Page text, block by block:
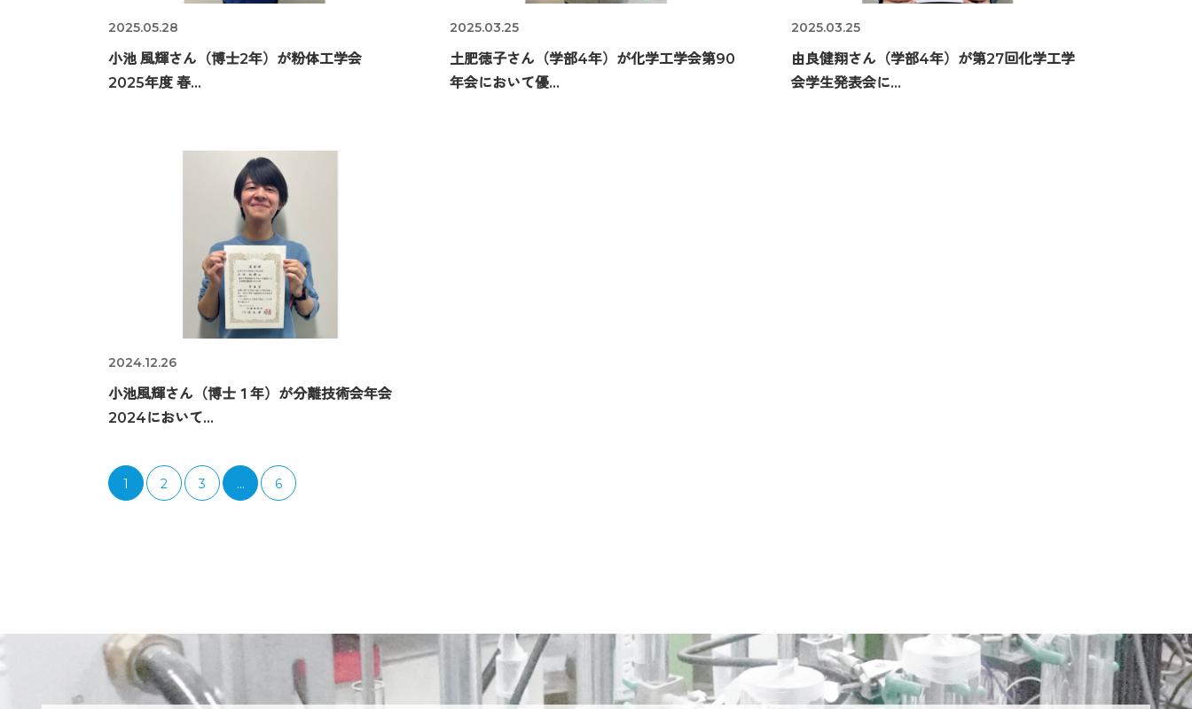
2025.05.28
小池 風輝さん（博士2年）が粉体工学会
2025年度 春...
2025.03.25
土肥徳子さん（学部4年）が化学工学会第90
年会において優...
2025.03.25
由良健翔さん（学部4年）が第27回化学工学
会学生発表会に...
2024.12.26
小池風輝さん（博士１年）が分離技術会年会
2024において...
1 2 3 … 6